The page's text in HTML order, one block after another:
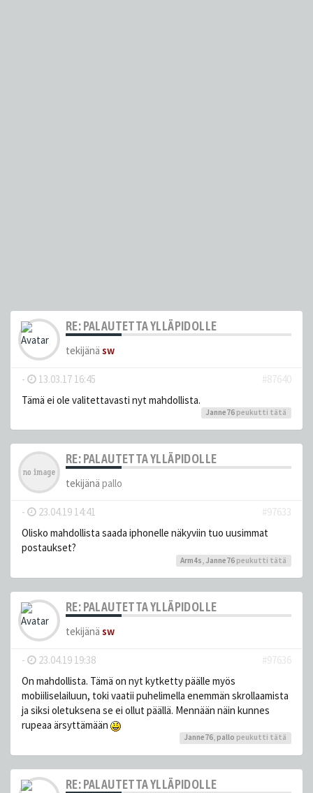
RE: PALAUTETTA YLLÄPIDOLLE
tekijänä sw
- 13.03.17 16:45
#87640
Tämä ei ole valitettavasti nyt mahdollista.
Janne76 peukutti tätä
RE: PALAUTETTA YLLÄPIDOLLE
tekijänä pallo
- 23.04.19 14:41
#97633
Olisko mahdollista saada iphonelle näkyviin tuo uusimmat
postaukset?
Arm4s Janne76 peukutti tätä
RE: PALAUTETTA YLLÄPIDOLLE
tekijänä sw
- 23.04.19 19:38
#97636
On mahdollista. Tämä on nyt kytketty päälle myös
mobiiliselailuun, toki vaatii puhelimella enemmän skrollaamista
ja siksi oletuksena se ei ollut päällä. Mennään näin kunnes
rupeaa ärsyttämään
Janne76, pallo peukutti tätä
RE: PALAUTETTA YLLÄPIDOLLE